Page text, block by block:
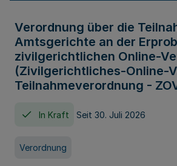
Verordnung über die
Amtsgerichte an der
zivilgerichtlichen Online-
(Zivilgerichtliches-Online-
Teilnahmeverordnung -
In Kraft Seit 30. Juli 2026
Verordnung